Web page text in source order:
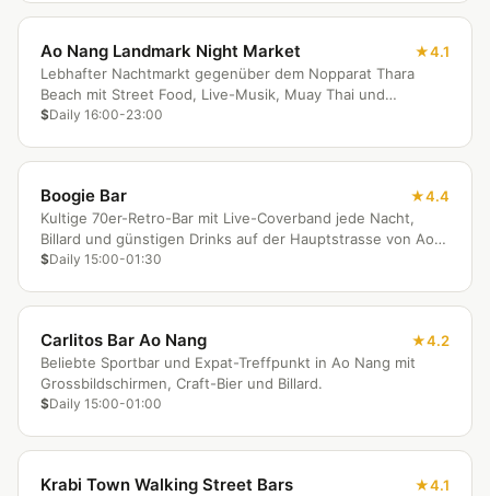
Ao Nang Landmark Night Market
4.1
Lebhafter Nachtmarkt gegenüber dem Nopparat Thara
Beach mit Street Food, Live-Musik, Muay Thai und
familienfreundlicher Unterhaltung.
$Daily 16:00-23:00
Boogie Bar
4.4
Kultige 70er-Retro-Bar mit Live-Coverband jede Nacht,
Billard und günstigen Drinks auf der Hauptstrasse von Ao
Nang.
$Daily 15:00-01:30
Carlitos Bar Ao Nang
4.2
Beliebte Sportbar und Expat-Treffpunkt in Ao Nang mit
Grossbildschirmen, Craft-Bier und Billard.
$Daily 15:00-01:00
Krabi Town Walking Street Bars
4.1